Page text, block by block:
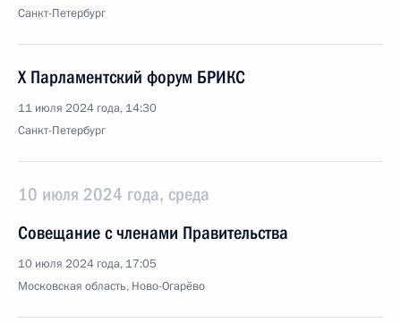
Санкт-Петербург
X Парламентский форум БРИКС
11 июля 2024 года, 14:30
Санкт-Петербург
10 июля 2024 года, среда
Совещание с членами Правительства
10 июля 2024 года, 17:05
Московская область, Ново-Огарёво